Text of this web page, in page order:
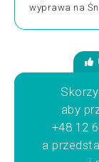
wyprawa na
aby
+48 12
a